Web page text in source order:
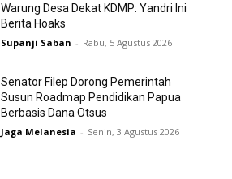
Warung Desa Dekat KDMP: Yandri Ini
Berita Hoaks
Supanji Saban - Rabu, 5 Agustus 2026
Senator Filep Dorong Pemerintah
Susun Roadmap Pendidikan Papua
Berbasis Dana Otsus
Jaga Melanesia - Senin, 3 Agustus 2026